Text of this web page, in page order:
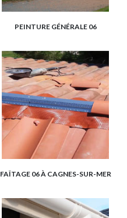
PEINTURE GÉNÉRALE 06
FAÎTAGE 06 À CAGNES-SUR-MER